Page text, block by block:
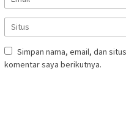
Simpan nama, email, dan
komentar saya berikutnya.